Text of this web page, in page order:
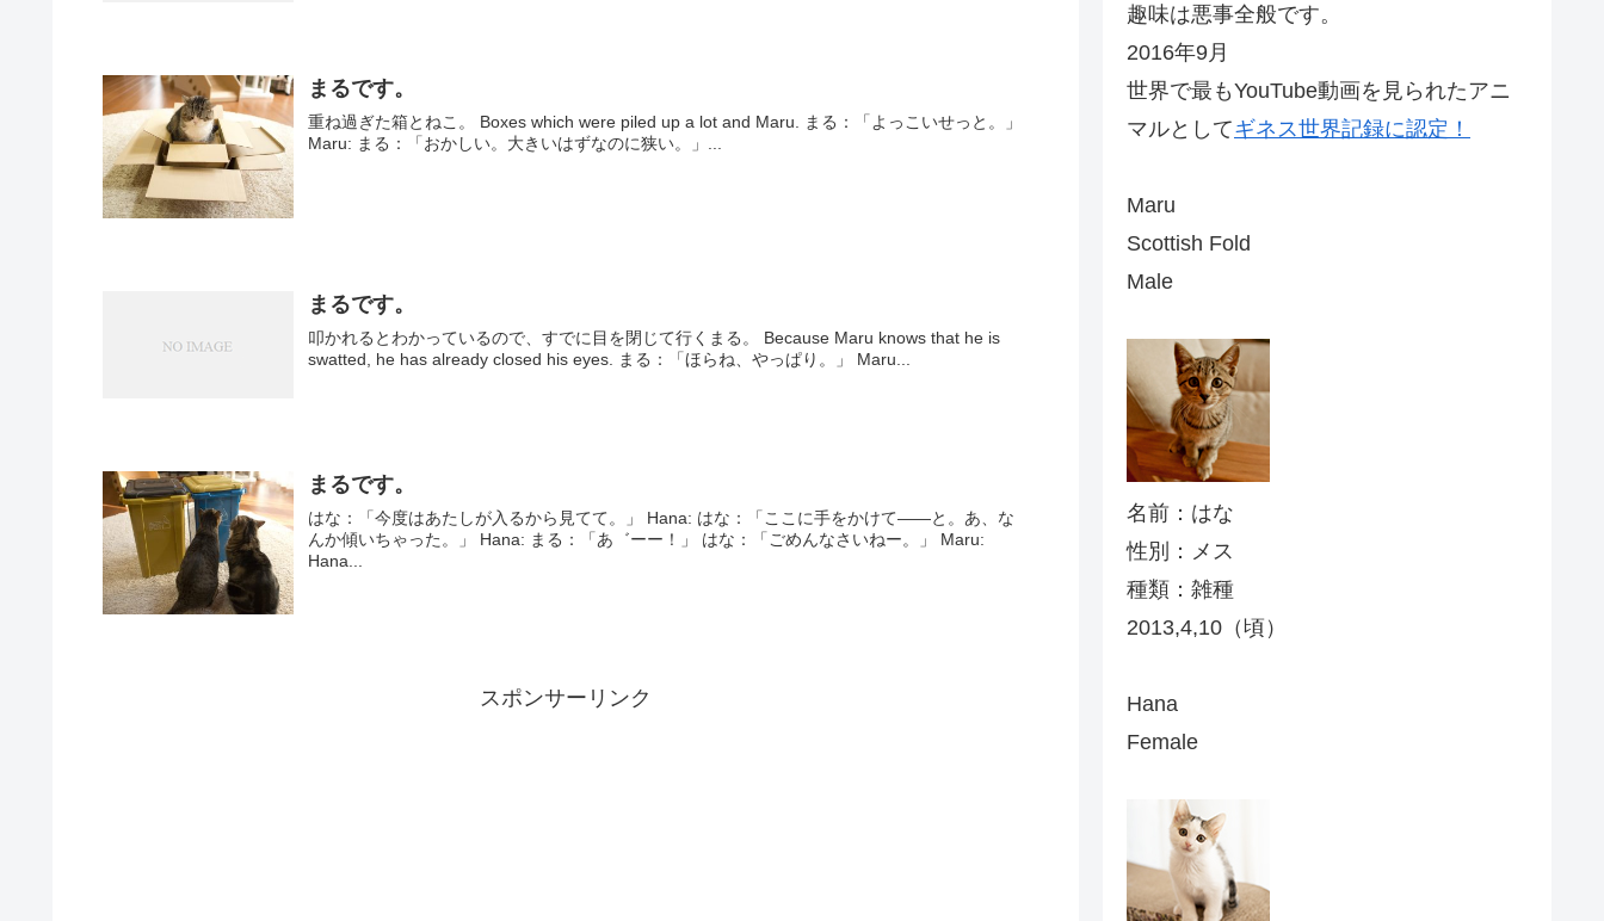
まるです。
重ね過ぎた箱とねこ。 Boxes which were piled up a lot and Maru. まる：「よっこいせっと。」
Maru: まる：「おかしい。大きいはずなのに狭い。」...
まるです。
叩かれるとわかっているので、すでに目を閉じて行くまる。 Because Maru knows that he is
swatted, he has already closed his eyes. まる：「ほらね、やっぱり。」 Maru...
まるです。
はな：「今度はあたしが入るから見てて。」 Hana: はな：「ここに手をかけて――と。あ、な
んか傾いちゃった。」 Hana: まる：「あ゛ーー！」 はな：「ごめんなさいねー。」 Maru:
Hana...
スポンサーリンク
趣味は悪事全般です。
2016年9月
世界で最もYouTube動画を見られたアニ
マルとしてギネス世界記録に認定！
Maru
Scottish Fold
Male
名前：はな
性別：メス
種類：雑種
2013,4,10（頃）
Hana
Female